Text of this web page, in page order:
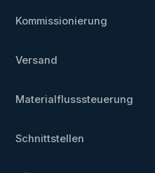
Kommissionierung
Versand
Materialflusssteuerung
Schnittstellen